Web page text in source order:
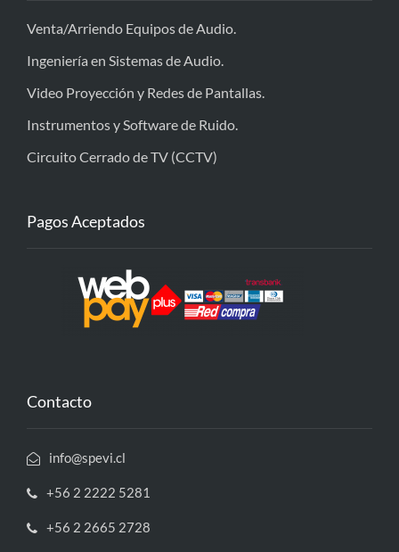
Venta/Arriendo Equipos de Audio.
Ingeniería en Sistemas de Audio.
Video Proyección y Redes de Pantallas.
Instrumentos y Software de Ruido.
Circuito Cerrado de TV (CCTV)
Pagos Aceptados
Contacto
info@spevi.cl
+56 2 2222 5281
+56 2 2665 2728